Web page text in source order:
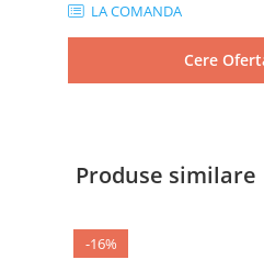
LA COMANDA
Cere
Produse similare
-16%